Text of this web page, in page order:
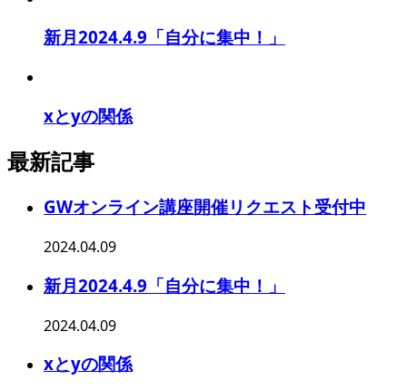
新月2024.4.9「自分に集中！」
xとyの関係
最新記事
GWオンライン講座開催リクエスト受付中
2024.04.09
新月2024.4.9「自分に集中！」
2024.04.09
xとyの関係